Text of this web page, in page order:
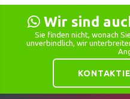
Wir sind
Sie finden nicht, wonach
unverbindlich, wir